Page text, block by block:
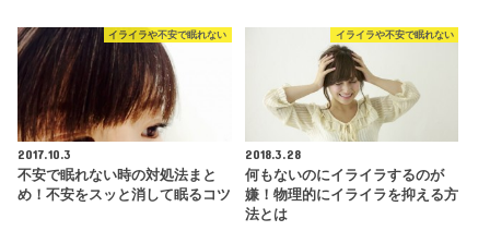
イライラや不安で眠れない
2017.10.3
不安で眠れない時の対処法まと
め！不安をスッと消して眠るコツ
イライラや不安で眠れない
2018.3.28
何もないのにイライラするのが
嫌！物理的にイライラを抑える方
法とは